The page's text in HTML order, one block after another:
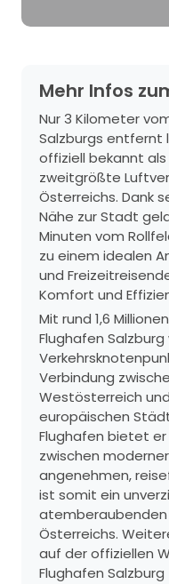
Mehr Infos
Nur 3 Kilometer
Salzburgs entfernt
offiziell bekannt als
zweitgrößte
Österreichs. Dank
Nähe zur Stadt
Minuten vom
zu einem idealen
und
Komfort und
Mit rund 1,6
Flughafen
Verbindung
Westösterreich
europäischen
Flughafen bietet
zwischen
angenehmen,
ist somit ein
Österreichs.
auf der offiziellen
Flughafen Salzburg